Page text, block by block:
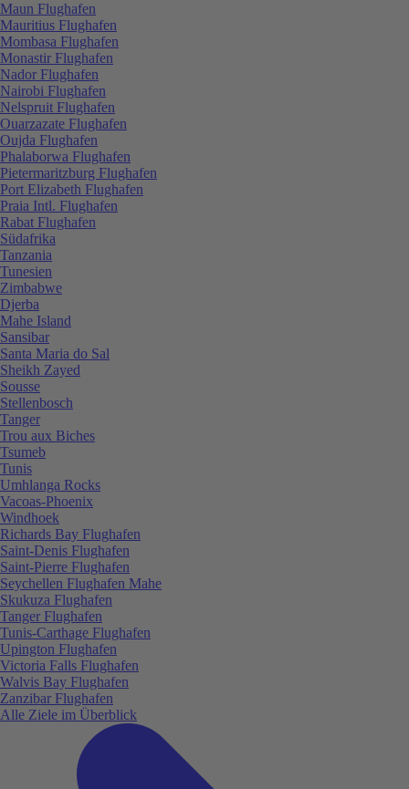
Maun Flughafen
Mauritius Flughafen
Mombasa Flughafen
Monastir Flughafen
Nador Flughafen
Nairobi Flughafen
Nelspruit Flughafen
Ouarzazate Flughafen
Oujda Flughafen
Phalaborwa Flughafen
Pietermaritzburg Flughafen
Port Elizabeth Flughafen
Praia Intl. Flughafen
Rabat Flughafen
Südafrika
Tanzania
Tunesien
Zimbabwe
Djerba
Mahe Island
Sansibar
Santa Maria do Sal
Sheikh Zayed
Sousse
Stellenbosch
Tanger
Trou aux Biches
Tsumeb
Tunis
Umhlanga Rocks
Vacoas-Phoenix
Windhoek
Richards Bay Flughafen
Saint-Denis Flughafen
Saint-Pierre Flughafen
Seychellen Flughafen Mahe
Skukuza Flughafen
Tanger Flughafen
Tunis-Carthage Flughafen
Upington Flughafen
Victoria Falls Flughafen
Walvis Bay Flughafen
Zanzibar Flughafen
Alle Ziele im Überblick